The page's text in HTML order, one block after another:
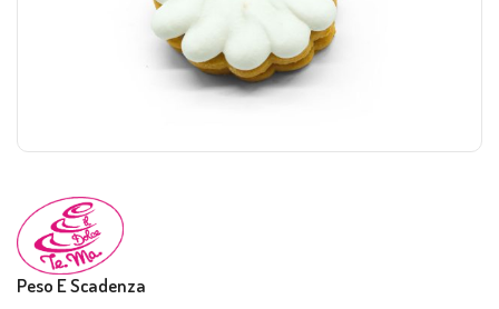
Peso E Scadenza